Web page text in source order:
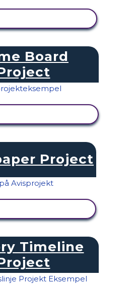
Board
Project
Timeline